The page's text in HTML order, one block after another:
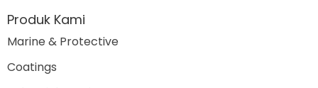
Produk Kami
Marine & Protective
Coatings